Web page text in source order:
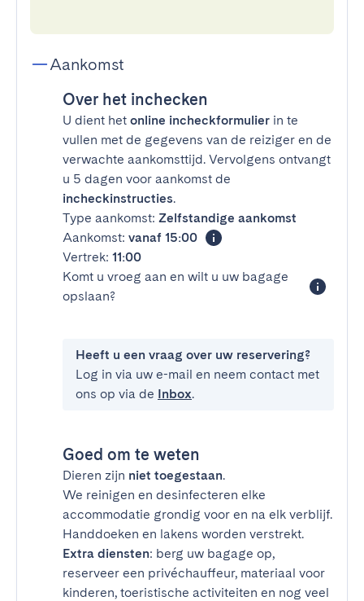
Aankomst
Over het inchecken
U dient het online incheckformulier in te
vullen met de gegevens van de reiziger en de
verwachte aankomsttijd. Vervolgens ontvangt
u 5 dagen voor aankomst de
incheckinstructies.
Type aankomst: Zelfstandige aankomst
Aankomst: vanaf 15:00
Vertrek: 11:00
Komt u vroeg aan en wilt u uw bagage
opslaan?
Heeft u een vraag over uw reservering?
Log in via uw e-mail en neem contact met
ons op via de Inbox.
Goed om te weten
Dieren zijn niet toegestaan.
We reinigen en desinfecteren elke
accommodatie grondig voor en na elk verblijf.
Handdoeken en lakens worden verstrekt.
Extra diensten: berg uw bagage op,
reserveer een privéchauffeur, materiaal voor
kinderen, toeristische activiteiten en nog veel